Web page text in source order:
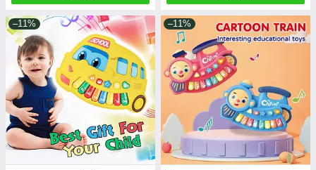
–11% –11%